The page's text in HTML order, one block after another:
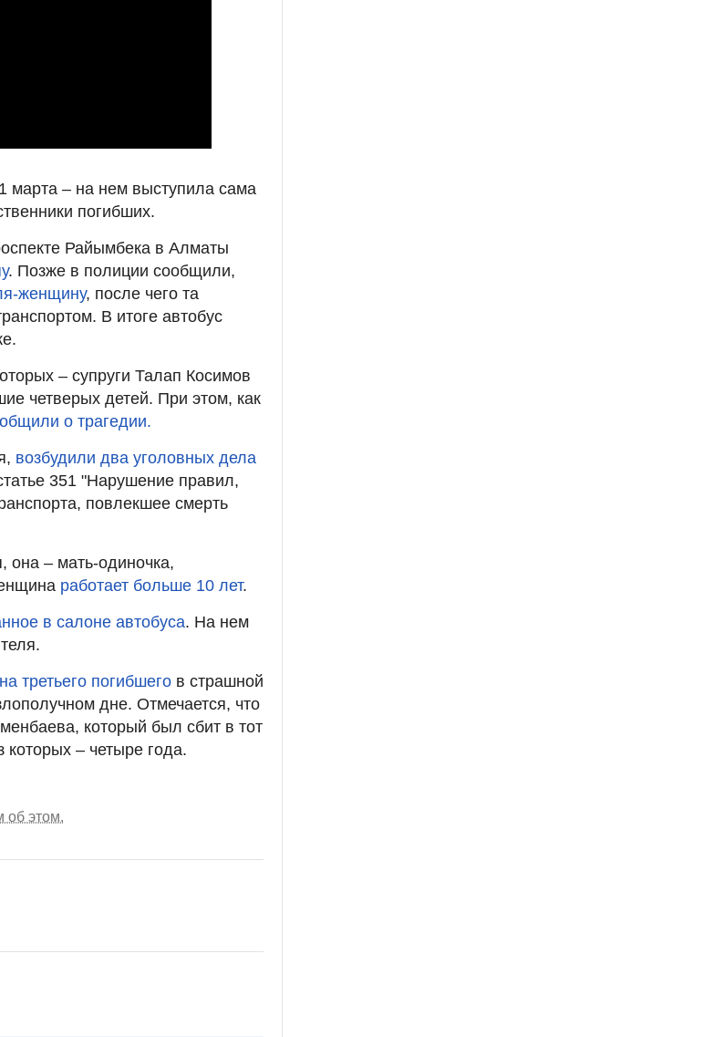
марта – на нем выступила сама
погибших.
Райымбека в Алматы
. Позже в полиции сообщили,
женщину, после чего та
В итоге автобус
– супруги Талап Косимов
четверых детей. При этом, как
о трагедии.
возбудили два уголовных дела
351 "Нарушение правил,
повлекшее смерть
она – мать-одиночка,
работает больше 10 лет.
в салоне автобуса. На нем
третьего погибшего в страшной
дне. Отмечается, что
который был сбит в тот
– четыре года.
об этом.